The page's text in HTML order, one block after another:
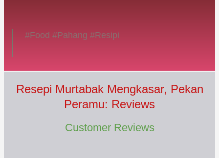
#Food #Pahang #Resipi
Resepi Murtabak Mengkasar, Pekan
Peramu: Reviews
Customer Reviews